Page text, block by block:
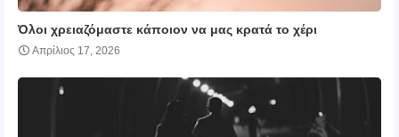
Όλοι χρειαζόμαστε κάποιον να μας κρατά το χέρι
Απρίλιος 17, 2026